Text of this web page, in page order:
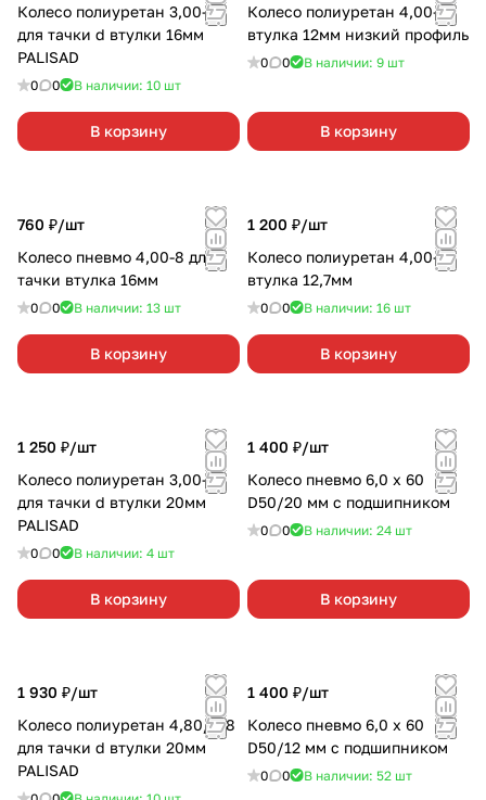
Колесо полиуретан 3,00-8
для тачки d втулки 16мм
PALISAD
0 0 В наличии: 10 шт
В корзину
Колесо полиуретан 4,00-8
втулка 12мм низкий профиль
0 0 В наличии: 9 шт
В корзину
760 ₽/шт
Колесо пневмо 4,00-8 для
тачки втулка 16мм
0 0 В наличии: 13 шт
В корзину
1 200 ₽/шт
Колесо полиуретан 4,00-8
втулка 12,7мм
0 0 В наличии: 16 шт
В корзину
1 250 ₽/шт
Колесо полиуретан 3,00-8
для тачки d втулки 20мм
PALISAD
0 0 В наличии: 4 шт
В корзину
1 400 ₽/шт
Колесо пневмо 6,0 х 60
D50/20 мм с подшипником
0 0 В наличии: 24 шт
В корзину
1 930 ₽/шт
Колесо полиуретан 4,80/4-8
для тачки d втулки 20мм
PALISAD
1 400 ₽/шт
Колесо пневмо 6,0 х 60
D50/12 мм с подшипником
0 0 В наличии: 52 шт